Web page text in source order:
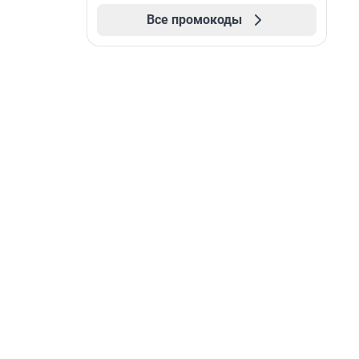
Все промокоды